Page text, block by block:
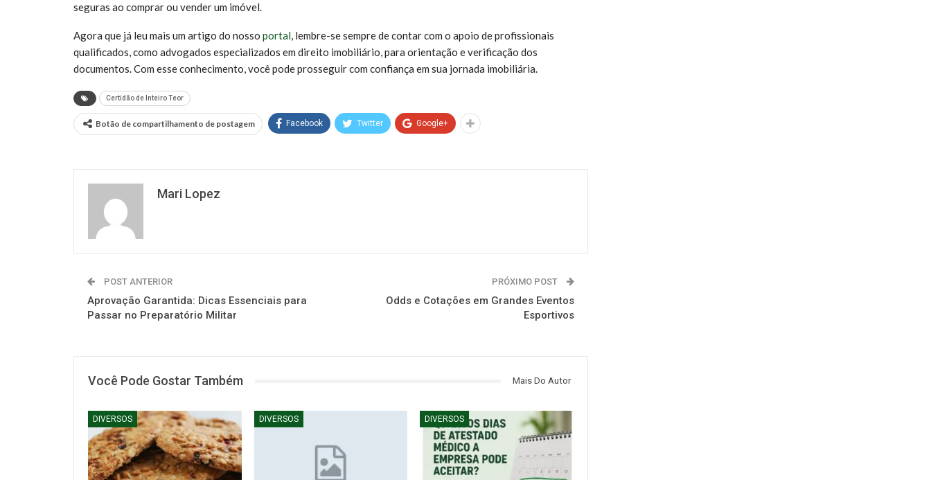
seguras ao comprar ou vender um imóvel.
Agora que já leu mais um artigo do nosso portal, lembre-se sempre de contar com o apoio de profissionais
qualificados, como advogados especializados em direito imobiliário, para orientação e verificação dos
documentos. Com esse conhecimento, você pode prosseguir com confiança em sua jornada imobiliária.
Certidão de Inteiro Teor
Botão de compartilhamento de postagem Facebook Twitter Google+
Mari Lopez
POST ANTERIOR
Aprovação Garantida: Dicas Essenciais para
Passar no Preparatório Militar
PRÓXIMO POST
Odds e Cotações em Grandes Eventos
Esportivos
Você Pode Gostar Também Mais Do Autor
DIVERSOS DIVERSOS DIVERSOS